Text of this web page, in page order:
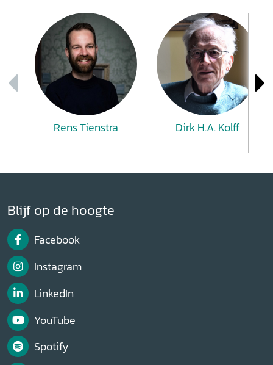
Rens Tienstra Dirk H.A. Kolff
Blijf op de hoogte
Facebook
Instagram
LinkedIn
YouTube
Spotify